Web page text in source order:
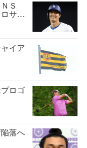
Ｓ
サン
イア
ロゴ
落へ